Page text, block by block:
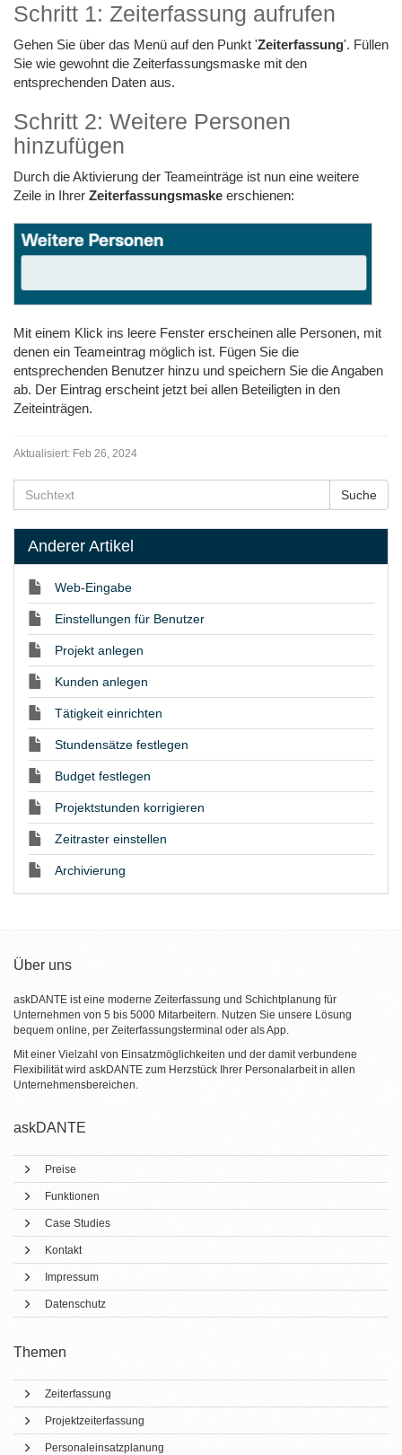
Schritt 1: Zeiterfassung aufrufen
Gehen Sie über das Menü auf den Punkt 'Zeiterfassung'. Füllen
Sie wie gewohnt die Zeiterfassungsmaske mit den
entsprechenden Daten aus.
Schritt 2: Weitere Personen
hinzufügen
Durch die Aktivierung der Teameinträge ist nun eine weitere
Zeile in Ihrer Zeiterfassungsmaske erschienen:
Mit einem Klick ins leere Fenster erscheinen alle Personen, mit
denen ein Teameintrag möglich ist. Fügen Sie die
entsprechenden Benutzer hinzu und speichern Sie die Angaben
ab. Der Eintrag erscheint jetzt bei allen Beteiligten in den
Zeiteinträgen.
Aktualisiert: Feb 26, 2024
Anderer Artikel
Web-Eingabe
Einstellungen für Benutzer
Projekt anlegen
Kunden anlegen
Tätigkeit einrichten
Stundensätze festlegen
Budget festlegen
Projektstunden korrigieren
Zeitraster einstellen
Archivierung
Über uns
askDANTE ist eine moderne Zeiterfassung und Schichtplanung für
Unternehmen von 5 bis 5000 Mitarbeitern. Nutzen Sie unsere Lösung
bequem online, per Zeiterfassungsterminal oder als App.
Mit einer Vielzahl von Einsatzmöglichkeiten und der damit verbundene
Flexibilität wird askDANTE zum Herzstück Ihrer Personalarbeit in allen
Unternehmensbereichen.
askDANTE
Preise
Funktionen
Case Studies
Kontakt
Impressum
Datenschutz
Themen
Zeiterfassung
Projektzeiterfassung
Personaleinsatzplanung